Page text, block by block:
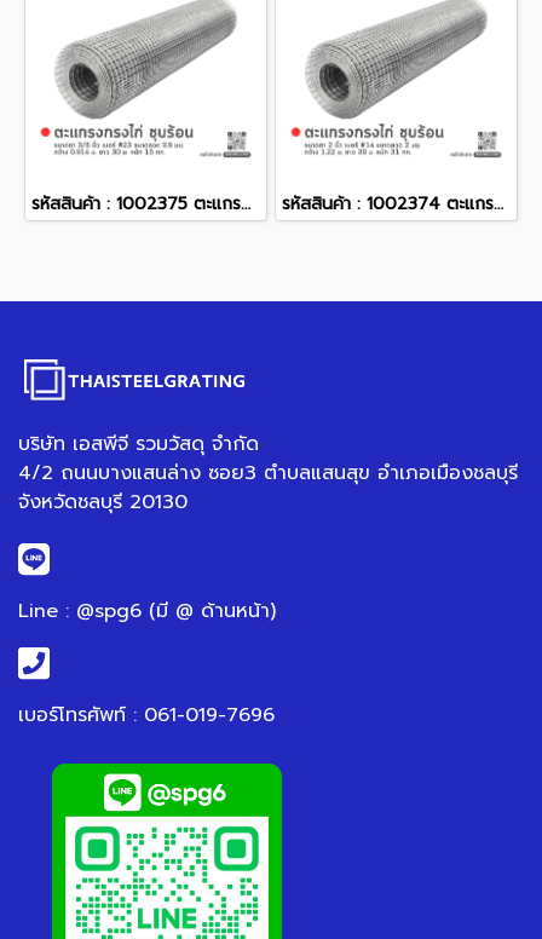
รหัสสินค้า : 1002375 ตะแกรงกรงไก่ ชุบร้อน ขนาดตา 3/8 นิ้ว เบอร์ #23 ขนาดลวด 0.8 มม. กว้าง 0.914 ม. ยาว 30 ม. หนัก 15 กก. รหัสสินค้า : 1002374 ตะแกรงกรงไก่ ชุบร้อน ขนาดตา 2 นิ้ว เบอร์ #14 ขนาดลวด 2 มม. กว้าง 1.22 ม. ยาว 30 ม. หนัก 31 กก.
บริษัท เอสพีจี รวมวัสดุ จำกัด
4/2 ถนนบางแสนล่าง ซอย3 ตำบลแสนสุข อำเภอเมืองชลบุรี
จังหวัดชลบุรี 20130
Line : @spg6 (มี @ ด้านหน้า)
เบอร์โทรศัพท์ : 061-019-7696